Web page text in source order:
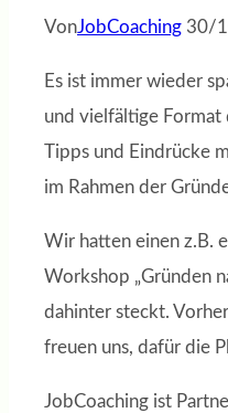
VonJobCoaching 30/
Es ist immer wieder
und vielfältige Format
Tipps und Eindrücke
im Rahmen der
Wir hatten einen z.B.
Workshop „Gründen
dahinter steckt.
freuen uns, dafür die
JobCoaching ist